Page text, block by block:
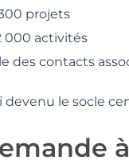
projets
000 activités
des contacts
devenu le socle